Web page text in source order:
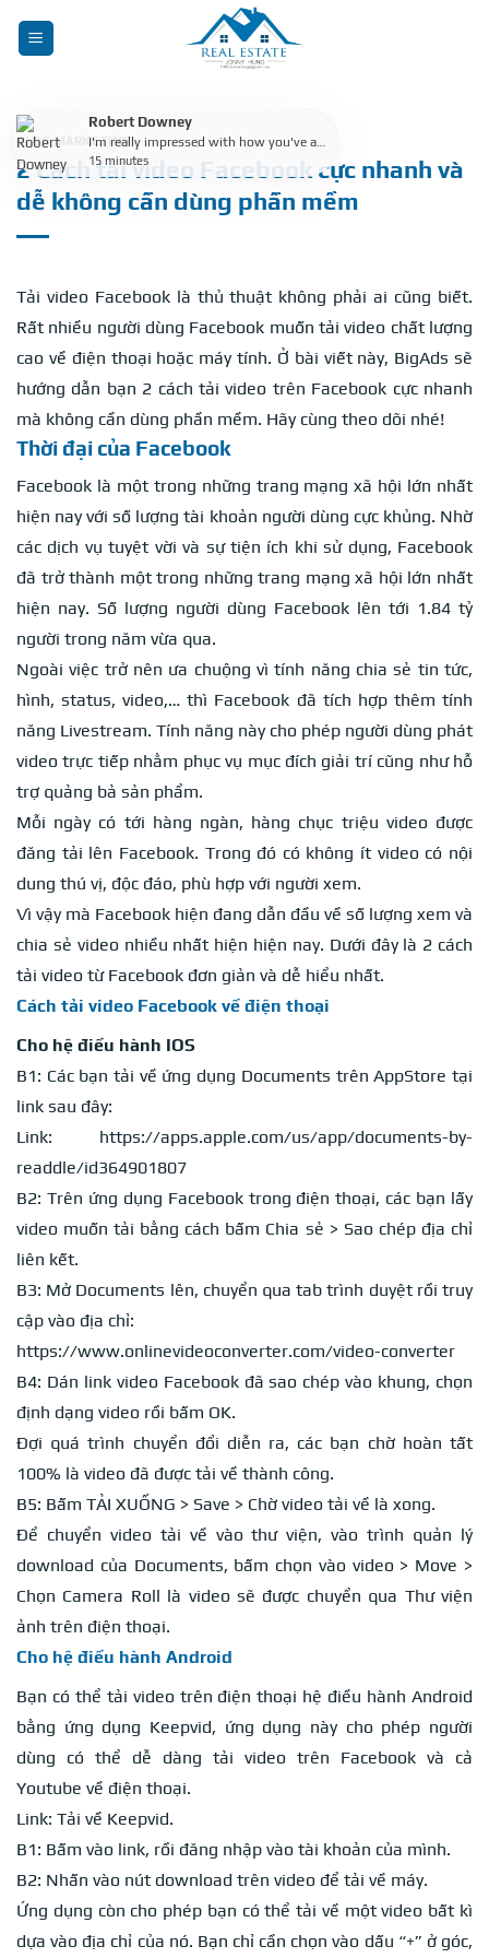
Robert Downey
I'm really impressed with how you've adjusted the colors in the photo. It highlights the features of the house naturally and attractively.
15 minutes
BLOG MARKETING
2 Cách tải video Facebook cực nhanh và
dễ không cần dùng phần mềm
Tải video Facebook là thủ thuật không phải ai cũng biết.
Rất nhiều người dùng Facebook muốn tải video chất lượng
cao về điện thoại hoặc máy tính. Ở bài viết này, BigAds sẽ
hướng dẫn bạn 2 cách tải video trên Facebook cực nhanh
mà không cần dùng phần mềm. Hãy cùng theo dõi nhé!
Thời đại của Facebook
Facebook là một trong những trang mạng xã hội lớn nhất
hiện nay với số lượng tài khoản người dùng cực khủng. Nhờ
các dịch vụ tuyệt vời và sự tiện ích khi sử dụng, Facebook
đã trở thành một trong những trang mạng xã hội lớn nhất
hiện nay. Số lượng người dùng Facebook lên tới 1.84 tỷ
người trong năm vừa qua.
Ngoài việc trở nên ưa chuộng vì tính năng chia sẻ tin tức,
hình, status, video,… thì Facebook đã tích hợp thêm tính
năng Livestream. Tính năng này cho phép người dùng phát
video trực tiếp nhằm phục vụ mục đích giải trí cũng như hỗ
trợ quảng bả sản phẩm.
Mỗi ngày có tới hàng ngàn, hàng chục triệu video được
đăng tải lên Facebook. Trong đó có không ít video có nội
dung thú vị, độc đáo, phù hợp với người xem.
Vì vậy mà Facebook hiện đang dẫn đầu về số lượng xem và
chia sẻ video nhiều nhất hiện hiện nay. Dưới đây là 2 cách
tải video từ Facebook đơn giản và dễ hiểu nhất.
Cách tải video Facebook về điện thoại
Cho hệ điều hành IOS
B1: Các bạn tải về ứng dụng Documents trên AppStore tại
link sau đây:
Link: https://apps.apple.com/us/app/documents-by-
readdle/id364901807
B2: Trên ứng dụng Facebook trong điện thoại, các bạn lấy
video muốn tải bằng cách bấm Chia sẻ > Sao chép địa chỉ
liên kết.
B3: Mở Documents lên, chuyển qua tab trình duyệt rồi truy
cập vào địa chỉ:
https://www.onlinevideoconverter.com/video-converter
B4: Dán link video Facebook đã sao chép vào khung, chọn
định dạng video rồi bấm OK.
Đợi quá trình chuyển đổi diễn ra, các bạn chờ hoàn tất
100% là video đã được tải về thành công.
B5: Bấm TẢI XUỐNG > Save > Chờ video tải về là xong.
Để chuyển video tải về vào thư viện, vào trình quản lý
download của Documents, bấm chọn vào video > Move >
Chọn Camera Roll là video sẽ được chuyển qua Thư viện
ảnh trên điện thoại.
Cho hệ điều hành Android
Bạn có thể tải video trên điện thoại hệ điều hành Android
bằng ứng dụng Keepvid, ứng dụng này cho phép người
dùng có thể dễ dàng tải video trên Facebook và cả
Youtube về điện thoại.
Link: Tải về Keepvid.
B1: Bấm vào link, rồi đăng nhập vào tài khoản của mình.
B2: Nhấn vào nút download trên video để tải về máy.
Ứng dụng còn cho phép bạn có thể tải về một video bất kì
dựa vào địa chỉ của nó. Bạn chỉ cần chọn vào dấu “+” ở góc,